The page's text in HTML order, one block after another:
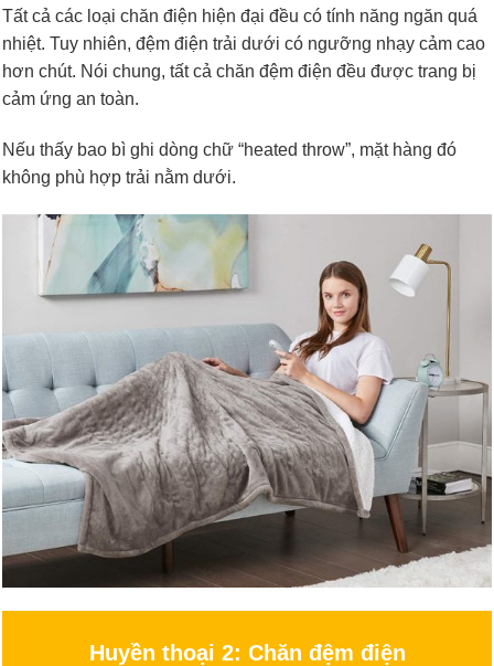
Tất cả các loại chăn điện hiện đại đều có tính năng ngăn quá
nhiệt. Tuy nhiên, đệm điện trải dưới có ngưỡng nhạy cảm cao
hơn chút. Nói chung, tất cả chăn đệm điện đều được trang bị
cảm ứng an toàn.
Nếu thấy bao bì ghi dòng chữ “heated throw”, mặt hàng đó
không phù hợp trải nằm dưới.
Huyền thoại 2: Chăn đệm điện